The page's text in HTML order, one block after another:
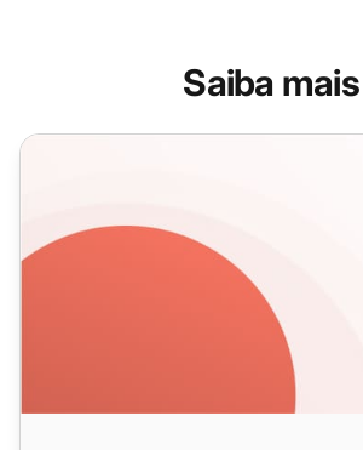
Saiba mais
O que é satisfação do cliente: